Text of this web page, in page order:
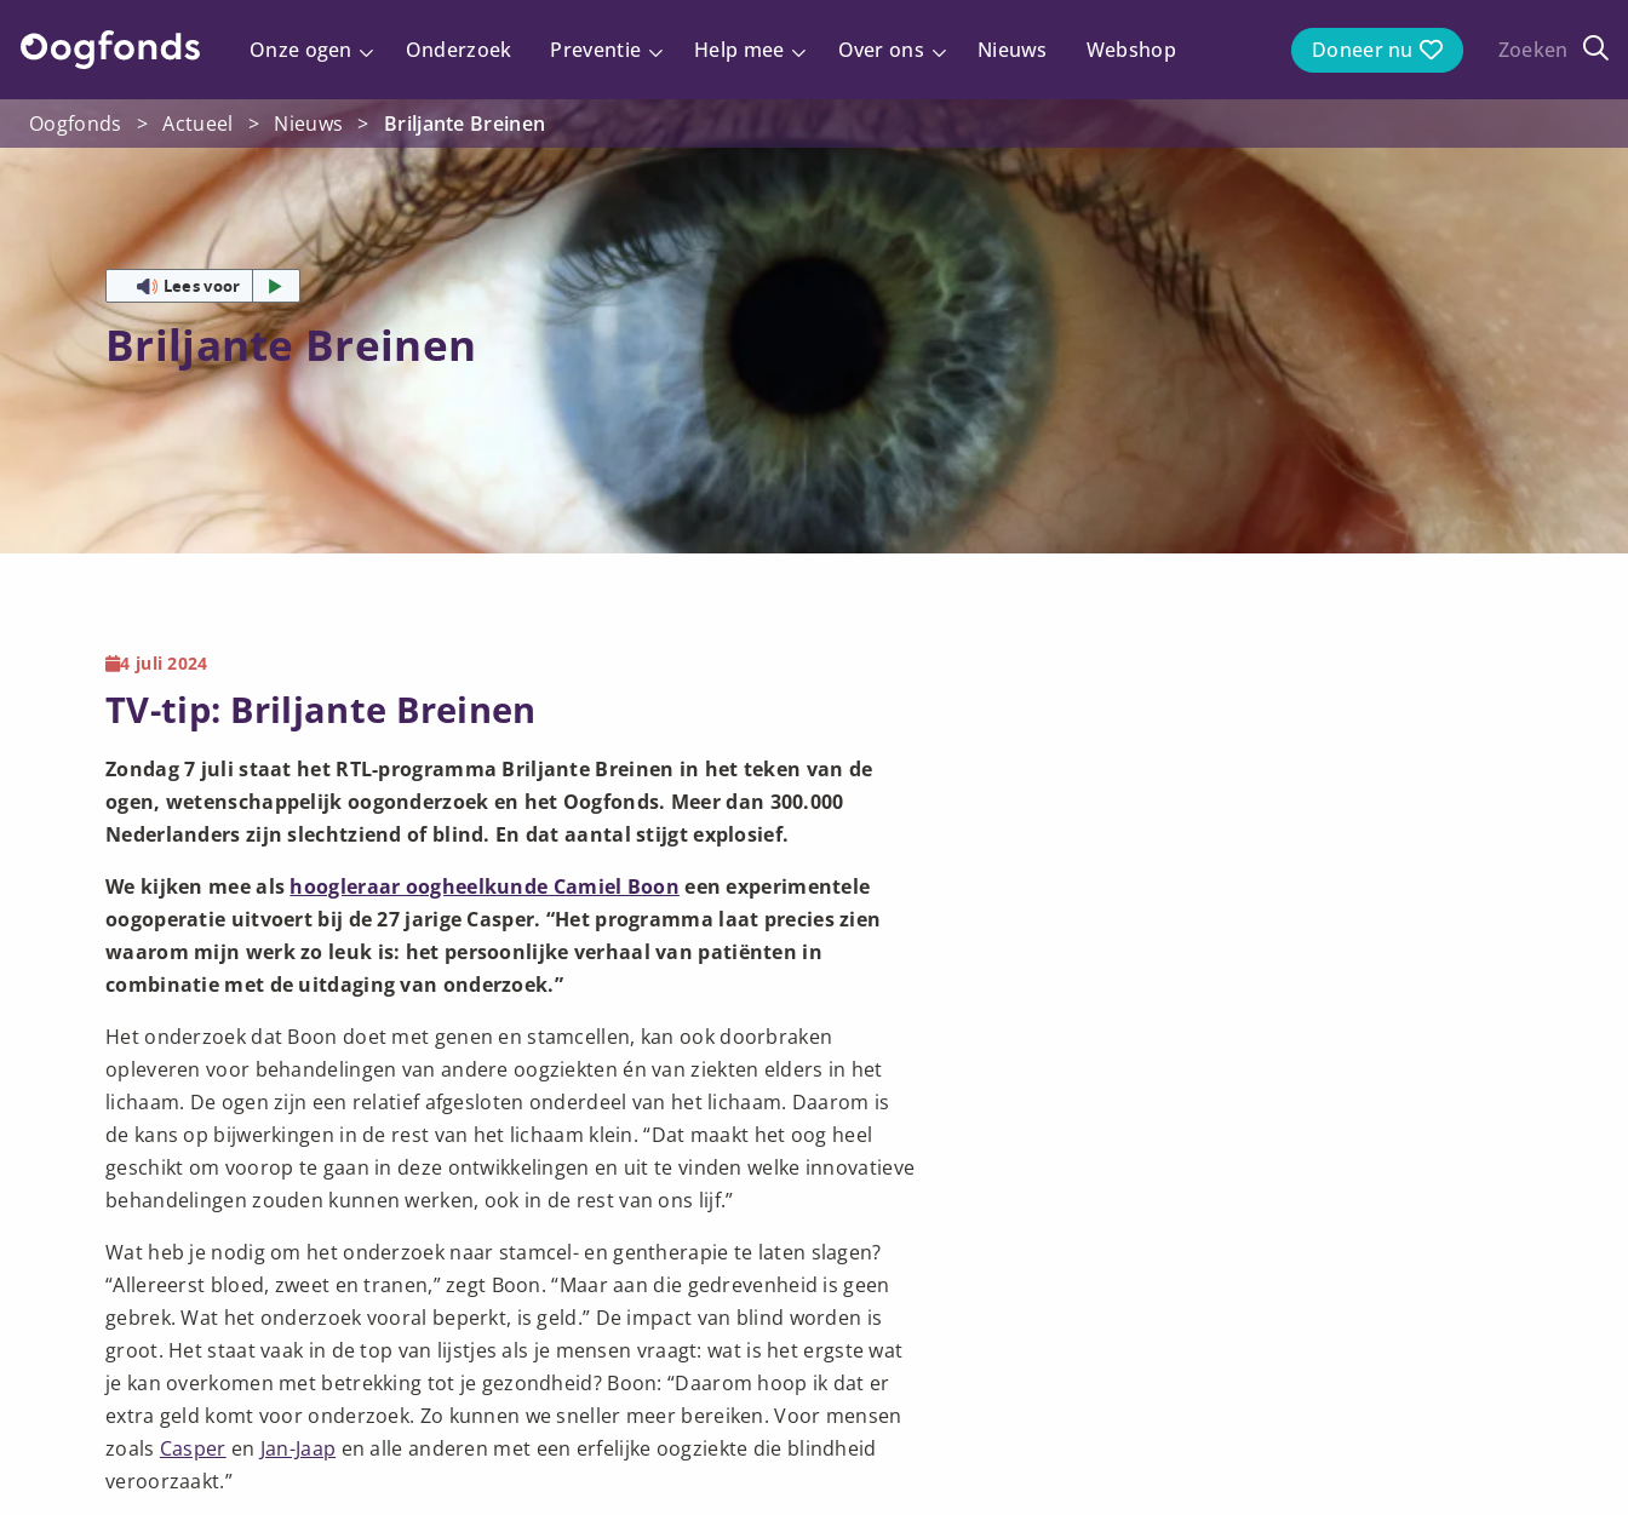
Onze ogen Onderzoek Preventie Help mee Over ons Nieuws Webshop Doneer nu Zoeken
Oogfonds > Actueel > Nieuws > Briljante Breinen
Lees voor
Briljante Breinen
4 juli 2024
TV-tip: Briljante Breinen
Zondag 7 juli staat het RTL-programma Briljante Breinen in het teken van de
ogen, wetenschappelijk oogonderzoek en het Oogfonds. Meer dan 300.000
Nederlanders zijn slechtziend of blind. En dat aantal stijgt explosief.
We kijken mee als hoogleraar oogheelkunde Camiel Boon een experimentele
oogoperatie uitvoert bij de 27 jarige Casper. “Het programma laat precies zien
waarom mijn werk zo leuk is: het persoonlijke verhaal van patiënten in
combinatie met de uitdaging van onderzoek.”
Het onderzoek dat Boon doet met genen en stamcellen, kan ook doorbraken
opleveren voor behandelingen van andere oogziekten én van ziekten elders in het
lichaam. De ogen zijn een relatief afgesloten onderdeel van het lichaam. Daarom is
de kans op bijwerkingen in de rest van het lichaam klein. “Dat maakt het oog heel
geschikt om voorop te gaan in deze ontwikkelingen en uit te vinden welke innovatieve
behandelingen zouden kunnen werken, ook in de rest van ons lijf.”
Wat heb je nodig om het onderzoek naar stamcel- en gentherapie te laten slagen?
“Allereerst bloed, zweet en tranen,” zegt Boon. “Maar aan die gedrevenheid is geen
gebrek. Wat het onderzoek vooral beperkt, is geld.” De impact van blind worden is
groot. Het staat vaak in de top van lijstjes als je mensen vraagt: wat is het ergste wat
je kan overkomen met betrekking tot je gezondheid? Boon: “Daarom hoop ik dat er
extra geld komt voor onderzoek. Zo kunnen we sneller meer bereiken. Voor mensen
zoals Casper en Jan-Jaap en alle anderen met een erfelijke oogziekte die blindheid
veroorzaakt.”